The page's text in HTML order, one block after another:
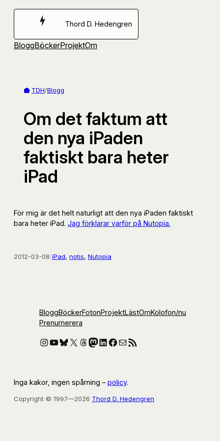
Hoppa
Thord D. Hedengren
BloggBöckerProjektOm
TDH/Blogg
Om det faktum att
den nya iPaden
faktiskt bara heter
iPad
För mig är det helt naturligt att den nya iPaden faktiskt
bara heter iPad. Jag förklarar varför på Nutopia.
2012-03-08/iPad, notis, Nutopia
BloggBöckerFotonProjektLästOmKolofon/nu
Prenumerera
Instagram
YouTube
Bluesky
X Threads
Mastodon
LinkedIn
Facebook
E-postRSS-flöde
Inga kakor, ingen spårning – policy.
Copyright © 1997—2026 Thord D. Hedengren